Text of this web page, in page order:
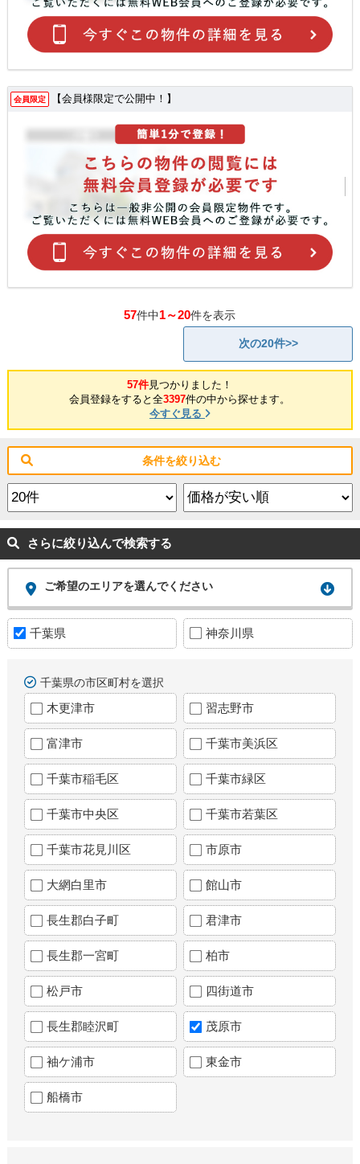
会員限定 【会員様限定で公開中！】
57件中1～20件を表示
次の20件>>
57件見つかりました！
会員登録をすると全3397件の中から探せます。
今すぐ見る
条件を絞り込む
さらに絞り込んで検索する
ご希望のエリアを選んでください
千葉県 神奈川県
千葉県の市区町村を選択
木更津市 習志野市
富津市 千葉市美浜区
千葉市稲毛区 千葉市緑区
千葉市中央区 千葉市若葉区
千葉市花見川区 市原市
大網白里市 館山市
長生郡白子町 君津市
長生郡一宮町 柏市
松戸市 四街道市
長生郡睦沢町 茂原市
袖ケ浦市 東金市
船橋市